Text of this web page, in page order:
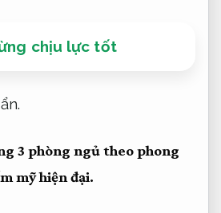
chịu lực tốt
3 phòng ngủ theo phong
mỹ hiện đại.